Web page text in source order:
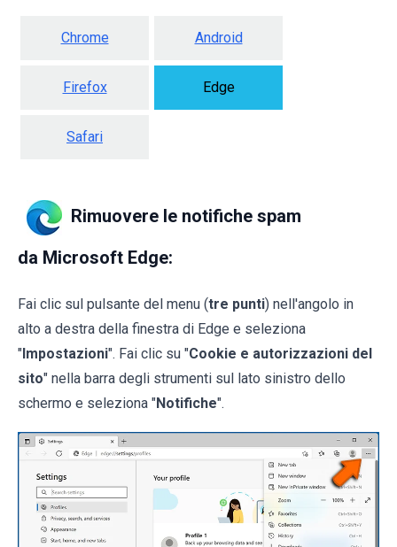
Chrome Android
Firefox Edge
Safari
Rimuovere le notifiche spam
da Microsoft Edge:
Fai clic sul pulsante del menu (tre punti) nell'angolo in
alto a destra della finestra di Edge e seleziona
"Impostazioni". Fai clic su "Cookie e autorizzazioni del
sito" nella barra degli strumenti sul lato sinistro dello
schermo e seleziona "Notifiche".